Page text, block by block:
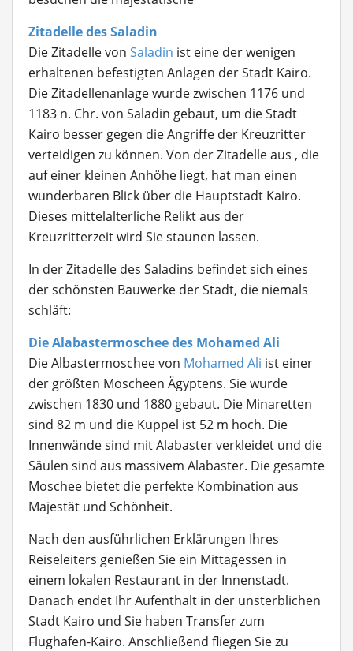
Zitadelle des Saladin
Die Zitadelle von Saladin ist eine der wenigen
erhaltenen befestigten Anlagen der Stadt Kairo.
Die Zitadellenanlage wurde zwischen 1176 und
1183 n. Chr. von Saladin gebaut, um die Stadt
Kairo besser gegen die Angriffe der Kreuzritter
verteidigen zu können. Von der Zitadelle aus , die
auf einer kleinen Anhöhe liegt, hat man einen
wunderbaren Blick über die Hauptstadt Kairo.
Dieses mittelalterliche Relikt aus der
Kreuzritterzeit wird Sie staunen lassen.
In der Zitadelle des Saladins befindet sich eines
der schönsten Bauwerke der Stadt, die niemals
schläft:
Die Alabastermoschee des Mohamed Ali
Die Albastermoschee von Mohamed Ali ist einer
der größten Moscheen Ägyptens. Sie wurde
zwischen 1830 und 1880 gebaut. Die Minaretten
sind 82 m und die Kuppel ist 52 m hoch. Die
Innenwände sind mit Alabaster verkleidet und die
Säulen sind aus massivem Alabaster. Die gesamte
Moschee bietet die perfekte Kombination aus
Majestät und Schönheit.
Nach den ausführlichen Erklärungen Ihres
Reiseleiters genießen Sie ein Mittagessen in
einem lokalen Restaurant in der Innenstadt.
Danach endet Ihr Aufenthalt in der unsterblichen
Stadt Kairo und Sie haben Transfer zum
Flughafen-Kairo. Anschließend fliegen Sie zu